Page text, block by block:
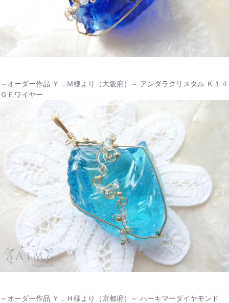
～オーダー作品 Ｙ．Ｍ様より（大阪府）～ アンダラクリスタル Ｋ１４
ＧＦワイヤー
～オーダー作品 Ｙ．Ｈ様より（京都府）～ ハーキマーダイヤモンド